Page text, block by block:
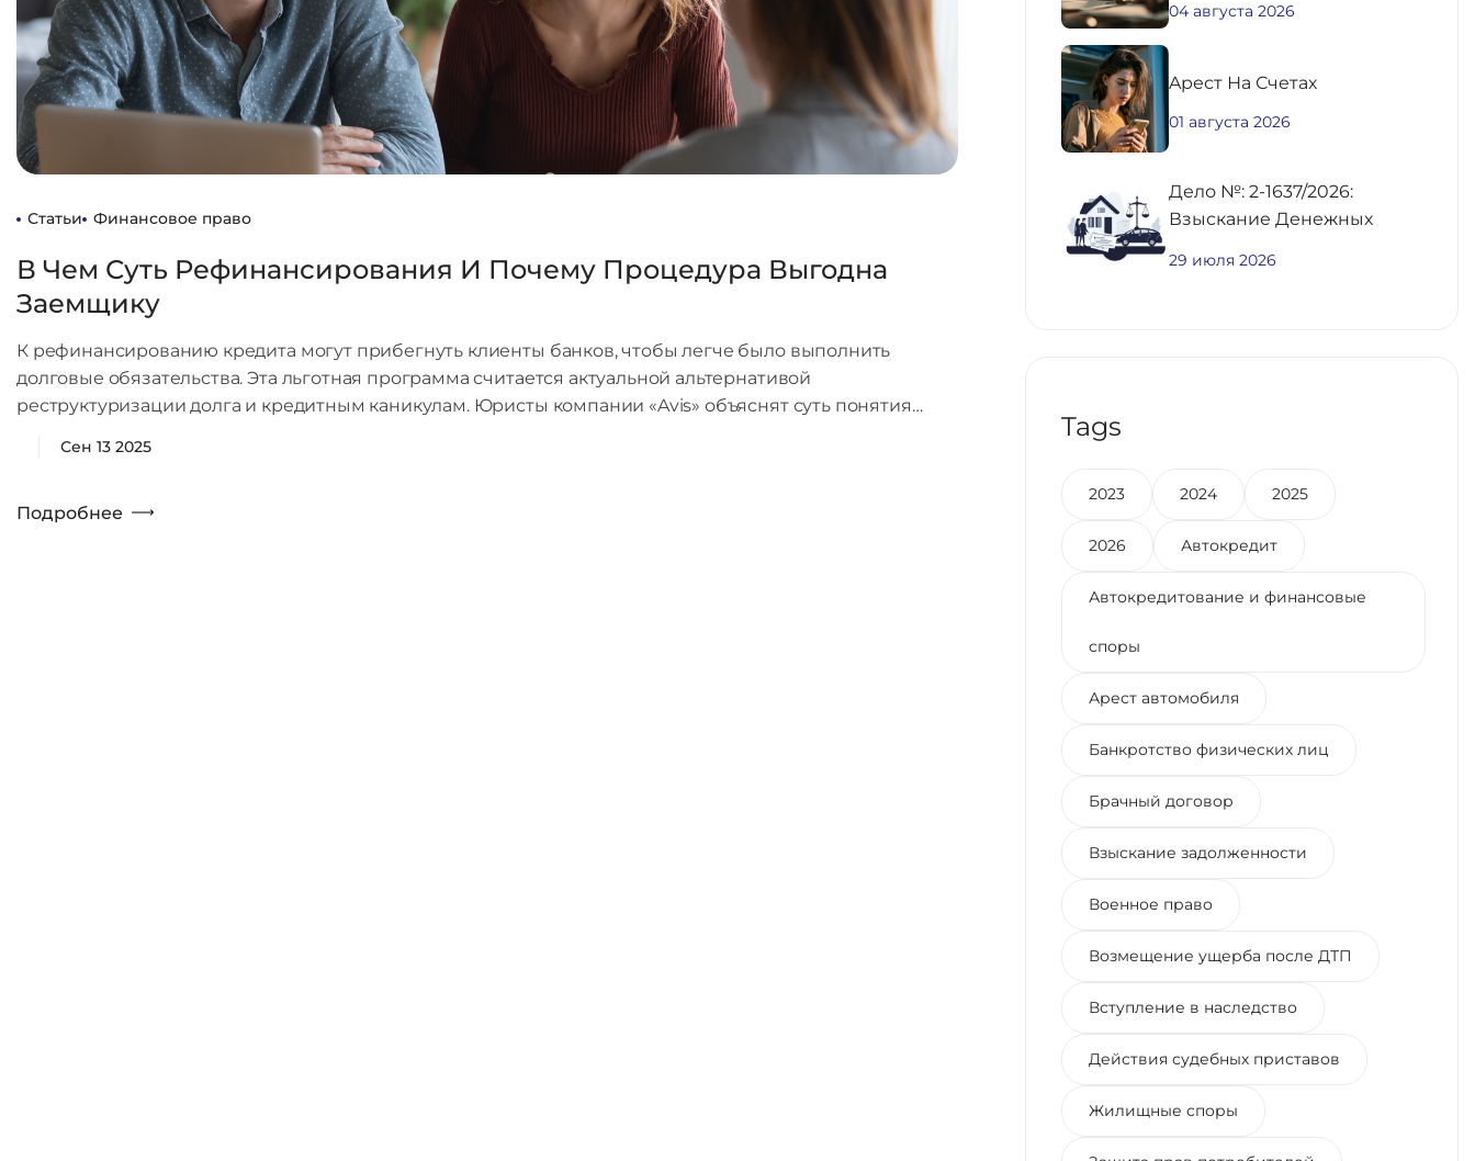
Статьи Финансовое право
В Чем Суть Рефинансирования И Почему Процедура Выгодна
Заемщику
К рефинансированию кредита могут прибегнуть клиенты банков, чтобы легче было выполнить
долговые обязательства. Эта льготная программа считается актуальной альтернативой
реструктуризации долга и кредитным каникулам. Юристы компании «Avis» объяснят суть понятия…
Сен 13 2025
Подробнее
04 августа 2026
Aрест На Счетах
01 августа 2026
Дело №: 2-1637/2026:
Взыскание Денежных
29 июля 2026
Tags
2023 2024 2025
2026 Автокредит
Автокредитование и финансовые
споры
Арест автомобиля
Банкротство физических лиц
Брачный договор
Взыскание задолженности
Военное право
Возмещение ущерба после ДТП
Вступление в наследство
Действия судебных приставов
Жилищные споры